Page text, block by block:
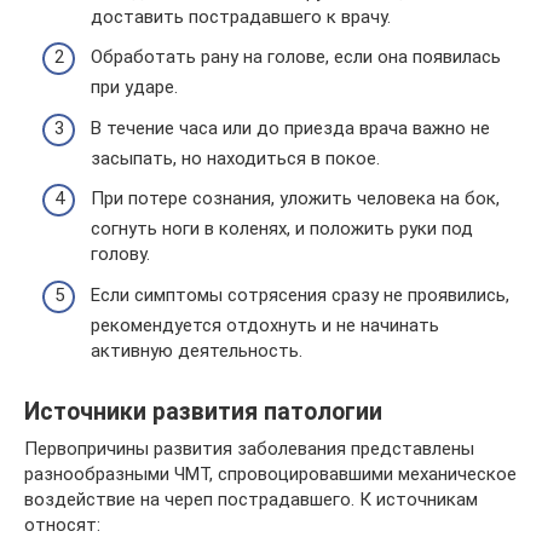
доставить пострадавшего к врачу.
Обработать рану на голове, если она появилась
при ударе.
В течение часа или до приезда врача важно не
засыпать, но находиться в покое.
При потере сознания, уложить человека на бок,
согнуть ноги в коленях, и положить руки под
голову.
Если симптомы сотрясения сразу не проявились,
рекомендуется отдохнуть и не начинать
активную деятельность.
Источники развития патологии
Первопричины развития заболевания представлены
разнообразными ЧМТ, спровоцировавшими механическое
воздействие на череп пострадавшего. К источникам
относят: